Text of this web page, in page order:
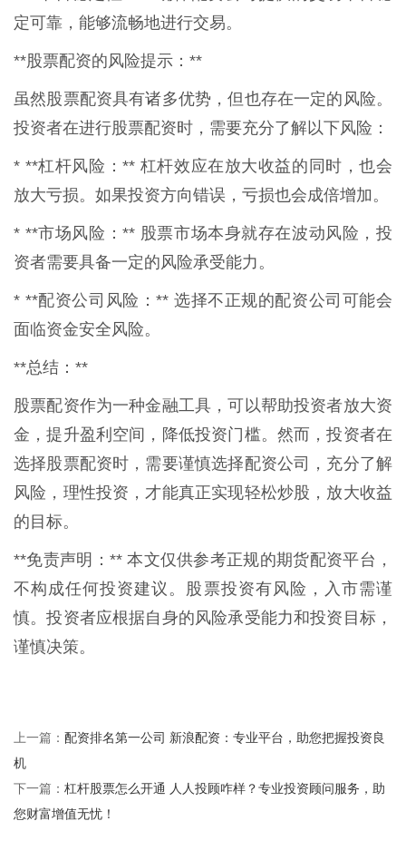
定可靠，能够流畅地进行交易。
**股票配资的风险提示：**
虽然股票配资具有诸多优势，但也存在一定的风险。
投资者在进行股票配资时，需要充分了解以下风险：
* **杠杆风险：** 杠杆效应在放大收益的同时，也会
放大亏损。如果投资方向错误，亏损也会成倍增加。
* **市场风险：** 股票市场本身就存在波动风险，投
资者需要具备一定的风险承受能力。
* **配资公司风险：** 选择不正规的配资公司可能会
面临资金安全风险。
**总结：**
股票配资作为一种金融工具，可以帮助投资者放大资
金，提升盈利空间，降低投资门槛。然而，投资者在
选择股票配资时，需要谨慎选择配资公司，充分了解
风险，理性投资，才能真正实现轻松炒股，放大收益
的目标。
**免责声明：** 本文仅供参考正规的期货配资平台，
不构成任何投资建议。股票投资有风险，入市需谨
慎。投资者应根据自身的风险承受能力和投资目标，
谨慎决策。
上一篇： 配资排名第一公司 新浪配资：专业平台，助您把握投资良
机
下一篇： 杠杆股票怎么开通 人人投顾咋样？专业投资顾问服务，助
您财富增值无忧！